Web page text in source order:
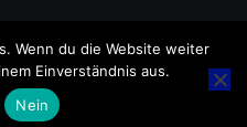
|Blogusvon
Wenn du die Website weiter
Einverständnis aus.
Nein